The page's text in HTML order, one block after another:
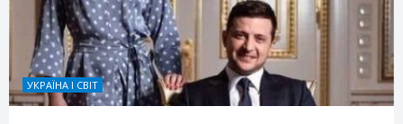
УКРАЇНА І СВІТ